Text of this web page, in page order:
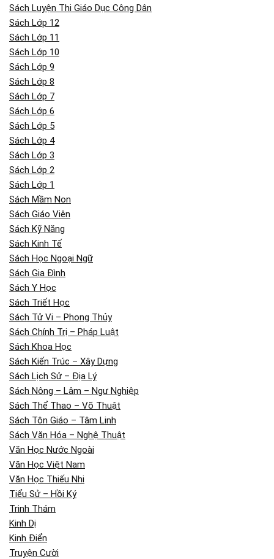
Sách Luyện Thi Giáo Dục Công Dân
Sách Lớp 12
Sách Lớp 11
Sách Lớp 10
Sách Lớp 9
Sách Lớp 8
Sách Lớp 7
Sách Lớp 6
Sách Lớp 5
Sách Lớp 4
Sách Lớp 3
Sách Lớp 2
Sách Lớp 1
Sách Mầm Non
Sách Giáo Viên
Sách Kỹ Năng
Sách Kinh Tế
Sách Học Ngoại Ngữ
Sách Gia Đình
Sách Y Học
Sách Triết Học
Sách Tử Vi – Phong Thủy
Sách Chính Trị – Pháp Luật
Sách Khoa Học
Sách Kiến Trúc – Xây Dựng
Sách Lịch Sử – Địa Lý
Sách Nông – Lâm – Ngư Nghiệp
Sách Thể Thao – Võ Thuật
Sách Tôn Giáo – Tâm Linh
Sách Văn Hóa – Nghệ Thuật
Văn Học Nước Ngoài
Văn Học Việt Nam
Văn Học Thiếu Nhi
Tiểu Sử – Hồi Ký
Trinh Thám
Kinh Dị
Kinh Điển
Truyện Cười